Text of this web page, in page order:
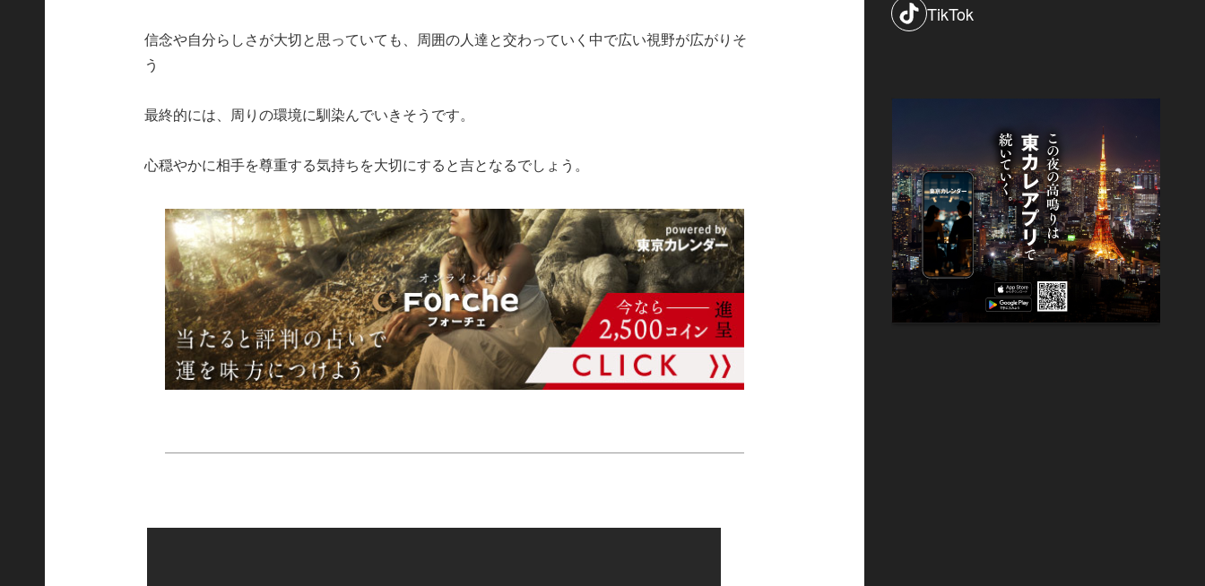
信念や自分らしさが大切と思っていても、周囲の人達と交わっていく中で広い視野が広がりそ
う
最終的には、周りの環境に馴染んでいきそうです。
心穏やかに相手を尊重する気持ちを大切にすると吉となるでしょう。
TikTok